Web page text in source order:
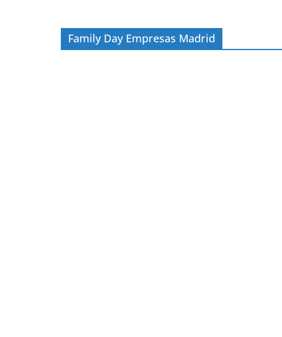
Family Day Empresas Madrid